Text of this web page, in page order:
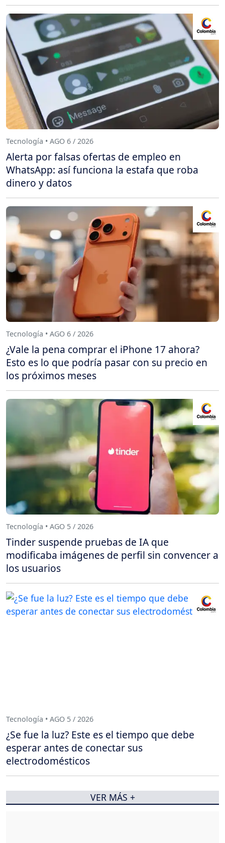
Tecnología • AGO 6 / 2026
Alerta por falsas ofertas de empleo en
WhatsApp: así funciona la estafa que roba
dinero y datos
Tecnología • AGO 6 / 2026
¿Vale la pena comprar el iPhone 17 ahora?
Esto es lo que podría pasar con su precio en
los próximos meses
Tecnología • AGO 5 / 2026
Tinder suspende pruebas de IA que
modificaba imágenes de perfil sin convencer a
los usuarios
Tecnología • AGO 5 / 2026
¿Se fue la luz? Este es el tiempo que debe
esperar antes de conectar sus
electrodomésticos
VER MÁS +